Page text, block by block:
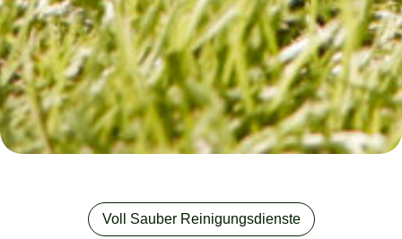
Voll Sauber Reinigungsdienste